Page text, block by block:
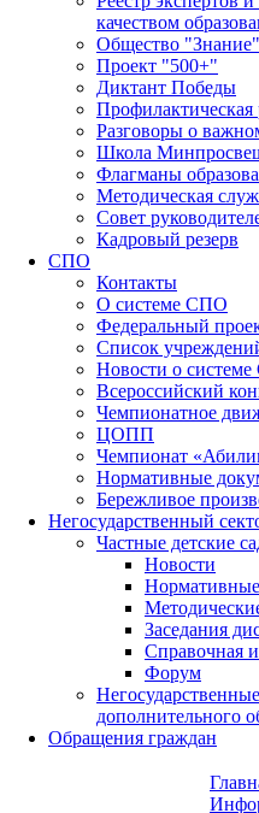
качеством
Общество "Знание"
Проект "500+"
Диктант Победы
Профилактическая
Разговоры о
Школа
Флагманы
Методическая
Совет
Кадровый резерв
СПО
Контакты
О системе СПО
Федеральный
Список
Новости о
Всероссийский
Чемпионатное
ЦОПП
Чемпионат
Нормативные
Бережливое
Негосударственный
Частные детские
Новости
Заседания
Справочная
Форум
дополнительного
Обращения граждан